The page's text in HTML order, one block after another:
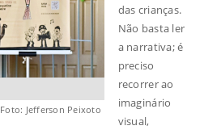
Foto: Jefferson Peixoto
das crianças.
Não basta ler
a narrativa; é
preciso
recorrer ao
imaginário
visual,